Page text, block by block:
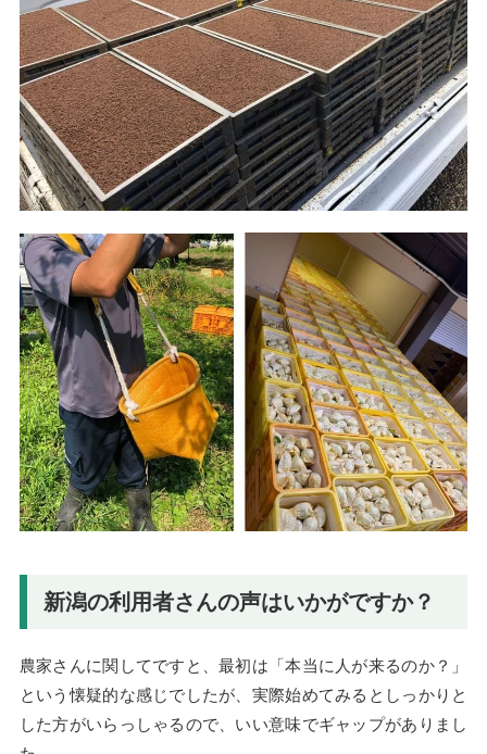
新潟の利用者さんの声はいかがですか？
農家さんに関してですと、最初は「本当に人が来るのか？」
という懐疑的な感じでしたが、実際始めてみるとしっかりと
した方がいらっしゃるので、いい意味でギャップがありまし